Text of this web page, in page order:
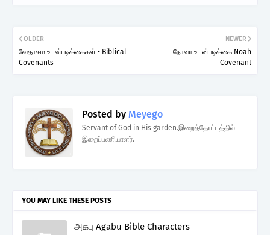
NEWER
நோவா உடன்படிக்கை Noah
Covenant
OLDER
வேதாகம உடன்படிக்கைகள் • Biblical
Covenants
Posted by Meyego
Servant of God in His garden.இறைத்தோட்டத்தில்
இறைப்பணியாளர்.
YOU MAY LIKE THESE POSTS
அகபு Agabu Bible Characters